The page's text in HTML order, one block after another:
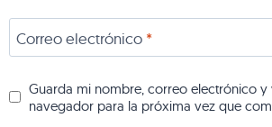
Correo electrónico *
Guarda mi nombre, correo electrónico y
navegador para la próxima vez que